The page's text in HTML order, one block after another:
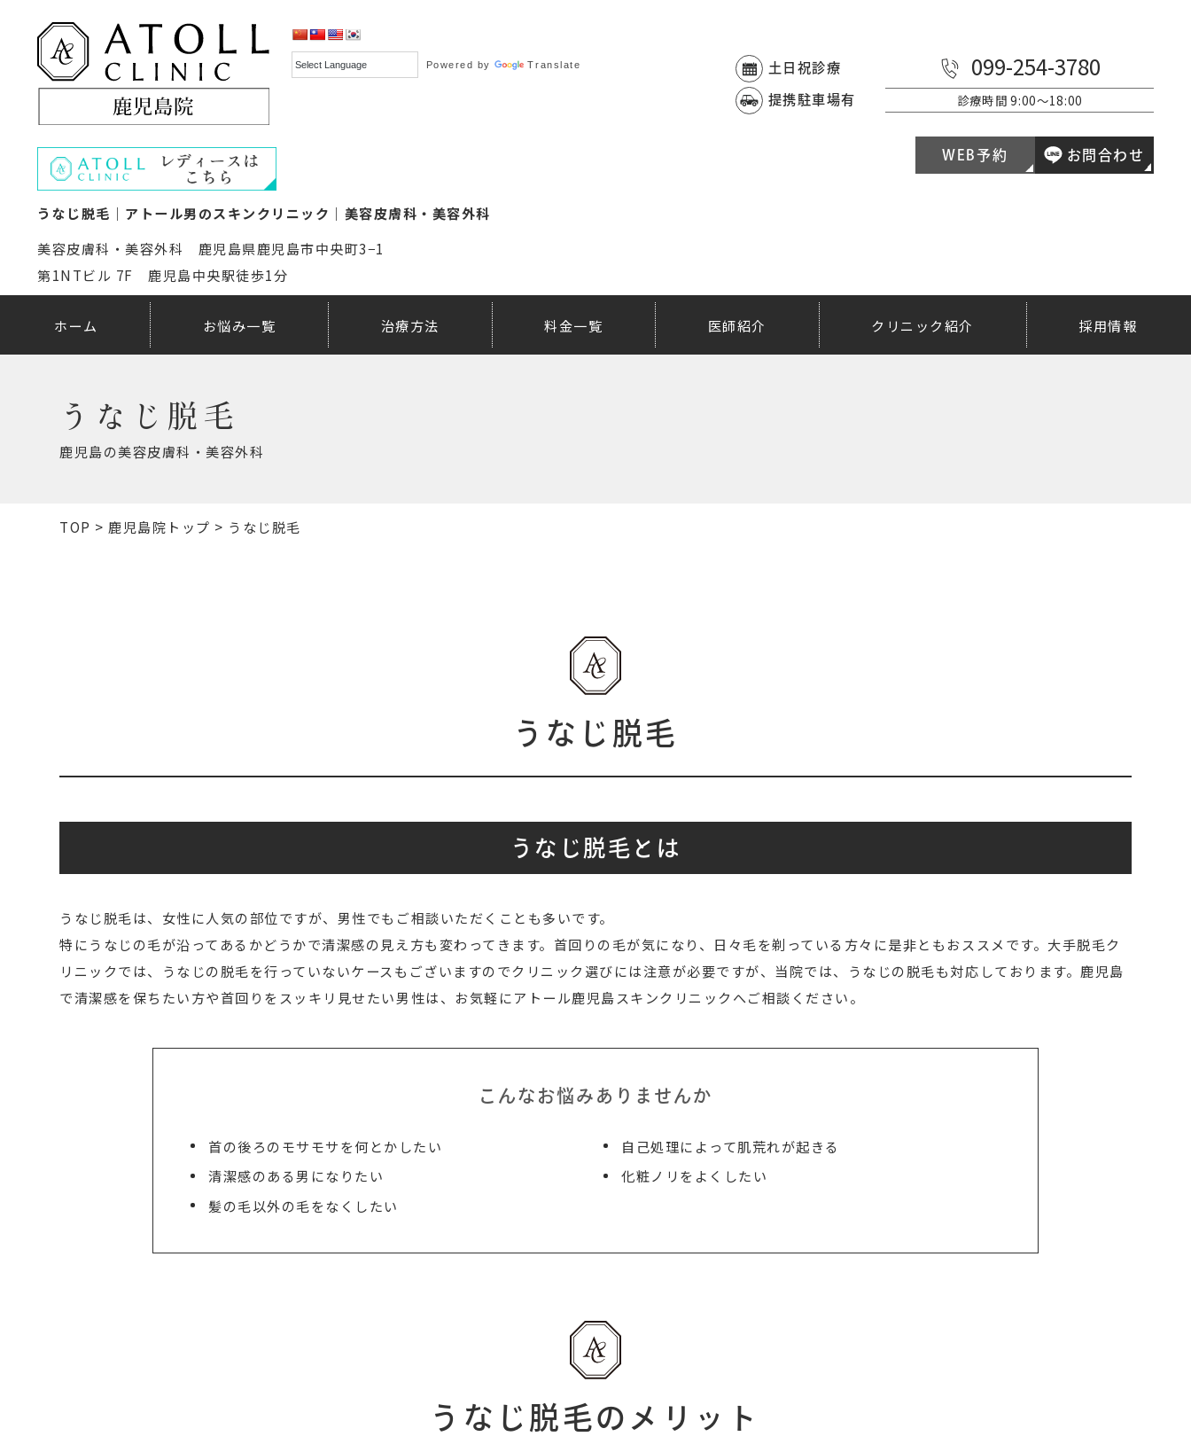
うなじ脱毛｜アトール男のスキンクリニック｜美容皮膚科・美容外科
美容皮膚科・美容外科 鹿児島県鹿児島市中央町3−1
第1NTビル 7F 鹿児島中央駅徒歩1分
Powered by Translate 土日祝診療
提携駐車場有
099-254-3780
診療時間 9:00～18:00
WEB予約 お問合わせ
ホーム お悩み一覧 治療方法 料金一覧 医師紹介 クリニック紹介 採用情報
うなじ脱毛
鹿児島の美容皮膚科・美容外科
TOP > 鹿児島院トップ > うなじ脱毛
うなじ脱毛
うなじ脱毛とは
うなじ脱毛は、女性に人気の部位ですが、男性でもご相談いただくことも多いです。
特にうなじの毛が沿ってあるかどうかで清潔感の見え方も変わってきます。首回りの毛が気になり、日々毛を剃っている方々に是非ともおススメです。大手脱毛ク
リニックでは、うなじの脱毛を行っていないケースもございますのでクリニック選びには注意が必要ですが、当院では、うなじの脱毛も対応しております。鹿児島
で清潔感を保ちたい方や首回りをスッキリ見せたい男性は、お気軽にアトール鹿児島スキンクリニックへご相談ください。
こんなお悩みありませんか
首の後ろのモサモサを何とかしたい
自己処理によって肌荒れが起きる
清潔感のある男になりたい
化粧ノリをよくしたい
髪の毛以外の毛をなくしたい
うなじ脱毛のメリット